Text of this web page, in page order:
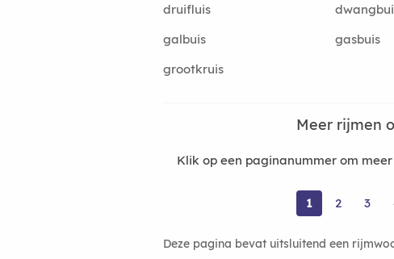
druifluis
galbuis
gasbuis
grootkruis
Meer rijmen
Klik op een paginanummer om
1 2 3
Deze pagina bevat uitsluitend een